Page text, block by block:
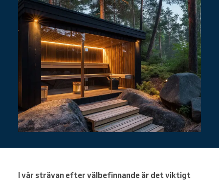
I vår strävan efter välbefinnande är det viktigt